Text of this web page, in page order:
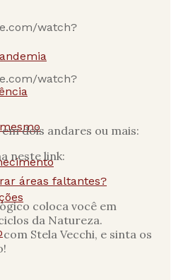
watch?
watch?
dois andares ou mais:
neste link:
áreas faltantes?
coloca você em
da Natureza.
Stela Vecchi, e sinta os